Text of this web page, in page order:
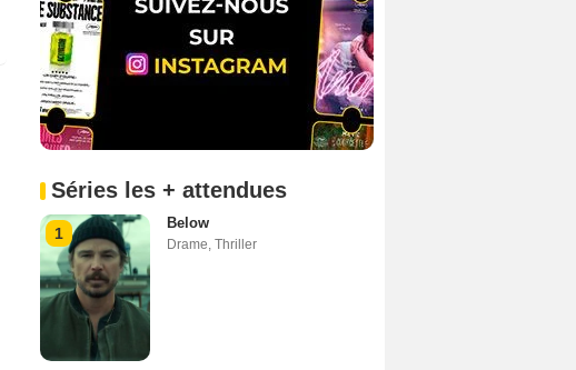
Séries les + attendues
1
Below
Drame Thriller